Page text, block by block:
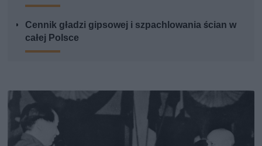
Cennik gładzi gipsowej i szpachlowania ścian w
całej Polsce